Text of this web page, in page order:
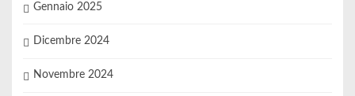
Gennaio 2025
Dicembre 2024
Novembre 2024